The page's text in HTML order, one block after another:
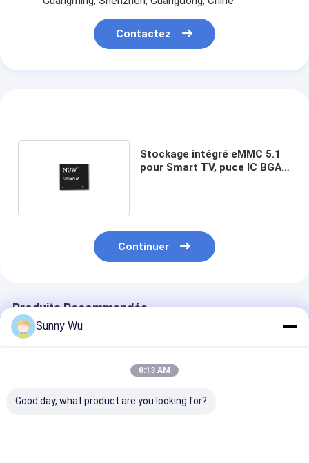
Contactez
Stockage intégré eMMC 5.1
pour Smart TV, puce IC BGA
Continuer
Produits Recommandés
Sunny Wu
8:13 AM
Good day, what product are you looking for?